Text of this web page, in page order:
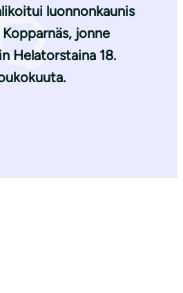
luonnonkaunis
jonne
Helatorstaina 18.